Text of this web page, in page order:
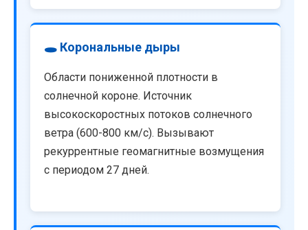
🕳️ Корональные дыры
Области пониженной плотности в
солнечной короне. Источник
высокоскоростных потоков солнечного
ветра (600-800 км/с). Вызывают
рекуррентные геомагнитные возмущения
с периодом 27 дней.